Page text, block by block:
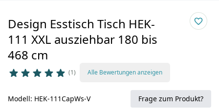
Design Esstisch Tisch HEK-
111 XXL ausziehbar 180 bis
468 cm
1 Alle Bewertungen anzeigen
Modell: HEK-111CapWs-V Frage zum Produkt?